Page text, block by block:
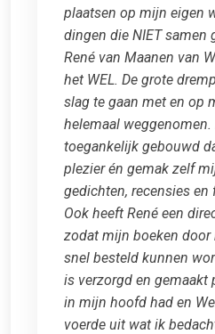
plaatsen op mijn eigen
dingen die NIET samen
René van Maanen van
het WEL. De grote
slag te gaan met en op
helemaal
toegankelijk gebouwd
plezier én gemak zelf
gedichten, recensies en
Ook heeft René een
zodat mijn boeken door
snel besteld kunnen
is verzorgd en gemaakt
in mijn hoofd had en
voerde uit wat ik